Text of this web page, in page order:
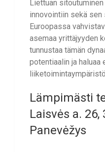
Liettuan
innovointiin sekä
Euroopassa
asemaa yrittäjyyden
tunnustaa tämän
potentiaalin ja haluaa
Lämpimästi
Laisvės a. 26,
Panevėžys